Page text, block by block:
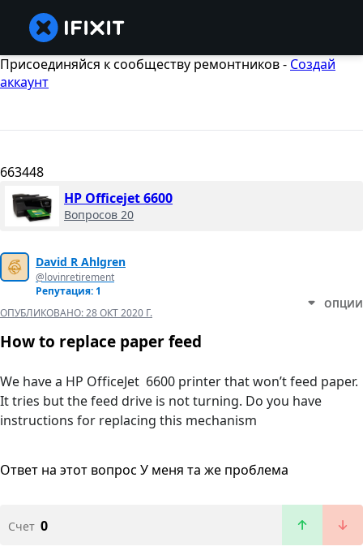
Присоединяйся к сообществу ремонтников - Создай
аккаунт
663448
HP Officejet 6600
Вопросов 20
David R Ahlgren
@lovinretirement
Репутация: 1
ОПУБЛИКОВАНО:28 ОКТ 2020 Г.
ОПЦИИ
How to replace paper feed
We have a HP OfficeJet 6600 printer that won’t feed paper.
It tries but the feed drive is not turning. Do you have
instructions for replacing this mechanism
Ответ на этот вопрос У меня та же проблема
Счет 0